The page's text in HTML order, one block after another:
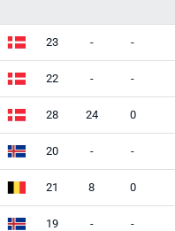
23 - -
22 - -
28 24 0
20 - -
21 8 0
19 - -